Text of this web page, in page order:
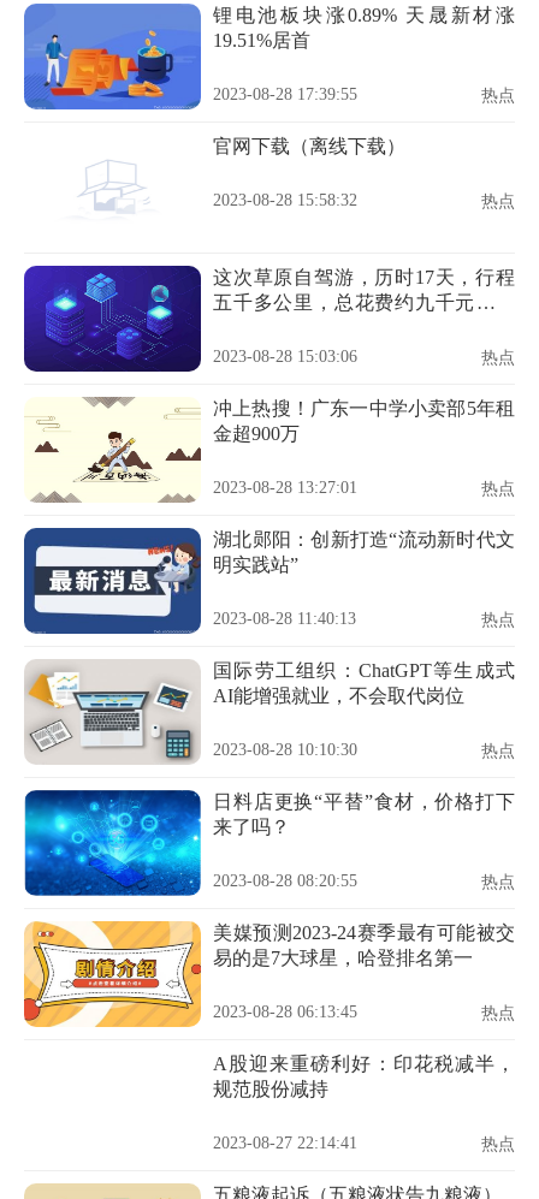
锂电池板块涨0.89% 天晟新材涨
19.51%居首
2023-08-28 17:39:55 热点
官网下载（离线下载）
2023-08-28 15:58:32 热点
这次草原自驾游，历时17天，行程
五千多公里，总花费约九千元，平
2023-08-28 15:03:06 热点
冲上热搜！广东一中学小卖部5年租
金超900万
2023-08-28 13:27:01 热点
湖北郧阳：创新打造“流动新时代文
明实践站”
2023-08-28 11:40:13 热点
国际劳工组织：ChatGPT等生成式
AI能增强就业，不会取代岗位
2023-08-28 10:10:30 热点
日料店更换“平替”食材，价格打下
来了吗？
2023-08-28 08:20:55 热点
美媒预测2023-24赛季最有可能被交
易的是7大球星，哈登排名第一
2023-08-28 06:13:45 热点
A股迎来重磅利好：印花税减半，
规范股份减持
2023-08-27 22:14:41 热点
五粮液起诉（五粮液状告九粮液）